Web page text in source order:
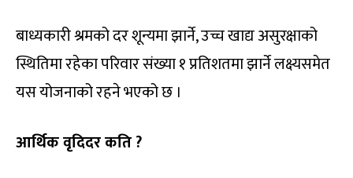
बाध्यकारी श्रमको दर शून्यमा झार्ने, उच्च खाद्य असुरक्षाको
स्थितिमा रहेका परिवार संख्या १ प्रतिशतमा झार्ने लक्ष्यसमेत
यस योजनाको रहने भएको छ ।
आर्थिक वृदिदर कति ?